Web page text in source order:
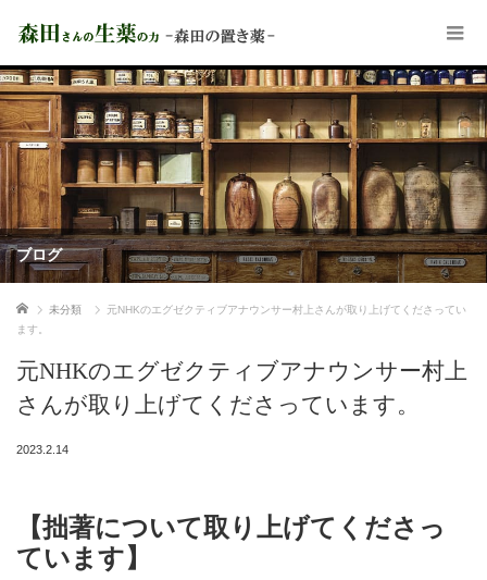
ブログ
ホーム 未分類
元NHKのエグゼクティブアナウンサー村上さんが取り上げてくださってい
ます。
元NHKのエグゼクティブアナウンサー村上
さんが取り上げてくださっています。
2023.2.14
【拙著について取り上げてくださっ
ています】